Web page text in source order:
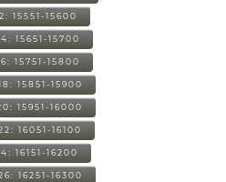
15551-15600
15651-15700
15751-15800
15851-15900
15951-16000
16051-16100
16151-16200
16251-16300